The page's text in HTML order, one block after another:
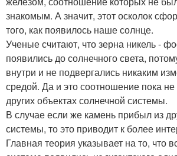
знакомым. А значит, этот осколок
того, как появилось наше солнце.
Ученые считают, что зерна никель -
появились до солнечного света,
внутри и не подвергались никаким
средой. Да и это соотношение пока не
других объектах солнечной системы.
В случае если же камень прибыл из
системы, то это приводит к более
Главная теория указывает на то, что